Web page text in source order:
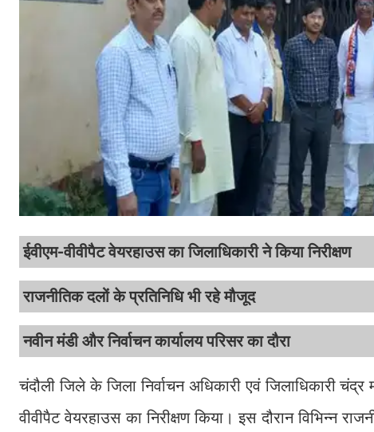
ईवीएम-वीवीपैट वेयरहाउस का जिलाधिकारी ने किया निरीक्षण
राजनीतिक दलों के प्रतिनिधि भी रहे मौजूद
नवीन मंडी और निर्वाचन कार्यालय परिसर का दौरा
चंदौली जिले के जिला निर्वाचन अधिकारी एवं जिलाधिकारी
वीवीपैट वेयरहाउस का निरीक्षण किया। इस दौरान विभिन्न